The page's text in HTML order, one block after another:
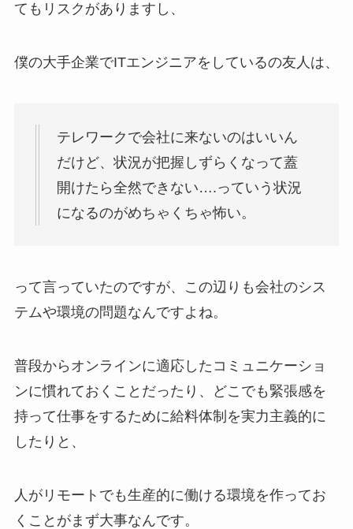
てもリスクがありますし、
僕の大手企業でITエンジニアをしているの友人は、
テレワークで会社に来ないのはいいん
だけど、状況が把握しずらくなって蓋
開けたら全然できない….っていう状況
になるのがめちゃくちゃ怖い。
って言っていたのですが、この辺りも会社のシス
テムや環境の問題なんですよね。
普段からオンラインに適応したコミュニケーショ
ンに慣れておくことだったり、どこでも緊張感を
持って仕事をするために給料体制を実力主義的に
したりと、
人がリモートでも生産的に働ける環境を作ってお
くことがまず大事なんです。